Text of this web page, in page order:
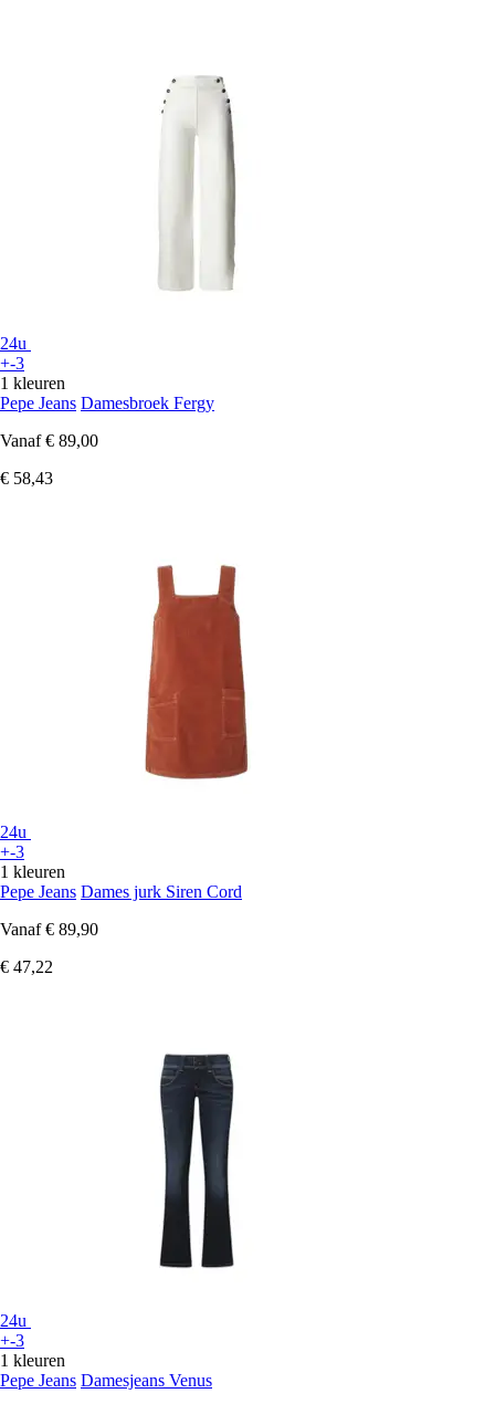
24u
+-3
1 kleuren
Pepe Jeans Damesbroek Fergy
Vanaf € 89,00
€ 58,43
24u
+-3
1 kleuren
Pepe Jeans Dames jurk Siren Cord
Vanaf € 89,90
€ 47,22
24u
+-3
1 kleuren
Pepe Jeans Damesjeans Venus